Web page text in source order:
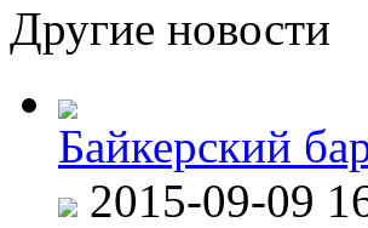
Другие новости
Байкерский
2015-09-09